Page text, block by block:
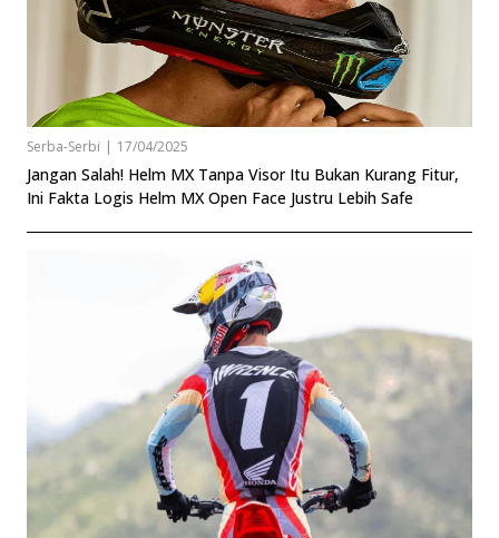
Serba-Serbi | 17/04/2025
Jangan Salah! Helm MX Tanpa Visor Itu Bukan Kurang Fitur,
Ini Fakta Logis Helm MX Open Face Justru Lebih Safe